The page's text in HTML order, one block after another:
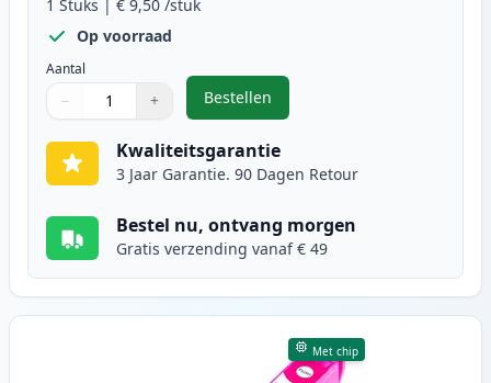
1 Stuks | € 9,50 /stuk
Op voorraad
Aantal
Gebruik de knoppen om aan te passen
− +
1
Bestellen
,Epson T1292 inktcartridge
Kwaliteitsgarantie
3 Jaar Garantie. 90 Dagen Retour
Bestel nu, ontvang morgen
Gratis verzending vanaf € 49
Met chip